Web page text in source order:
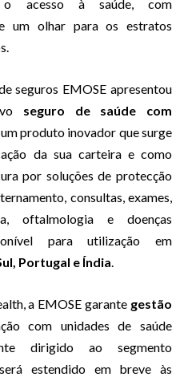
o acesso à saúde, com
um olhar para os estratos
seguros EMOSE apresentou
seguro de saúde com
um produto inovador que surge
da sua carteira e como
por soluções de protecção
consultas, exames,
oftalmologia e doenças
para utilização em
Portugal e Índia.
a EMOSE garante gestão
com unidades de saúde
dirigido ao segmento
estendido em breve às